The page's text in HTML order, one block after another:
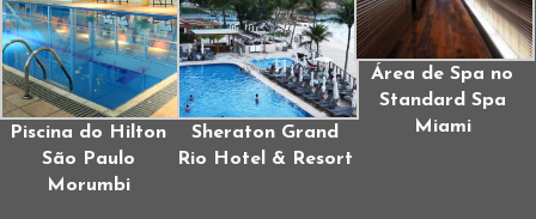
Piscina do Hilton
São Paulo
Morumbi
Sheraton Grand
Rio Hotel & Resort
Área de Spa no
Standard Spa
Miami